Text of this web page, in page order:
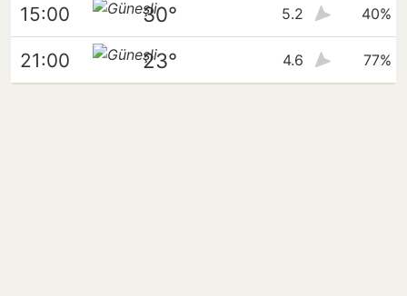
15:00 30° 5.2 40%
21:00 23° 4.6 77%